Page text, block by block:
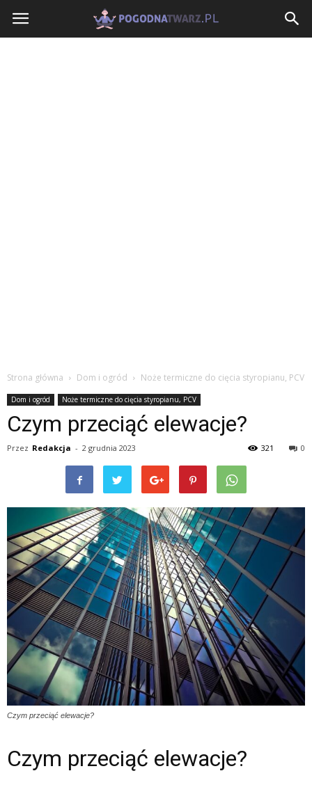
PogodnaTwarz.pl
Strona główna Dom i ogród Noże termiczne do cięcia styropianu, PCV
Dom i ogród Noże termiczne do cięcia styropianu, PCV
Czym przeciąć elewacje?
Przez Redakcja - 2 grudnia 2023 0
321
Czym przeciąć elewacje?
Czym przeciąć elewacje?